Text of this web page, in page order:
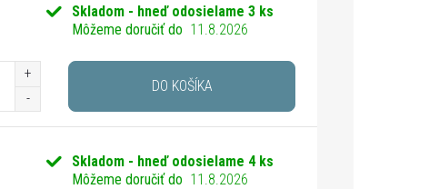
Skladom - hneď odosielame3 ks
Môžeme doručiť do 11.8.2026
DO KOŠÍKA
Skladom - hneď odosielame 4 ks
Môžeme doručiť do 11.8.2026